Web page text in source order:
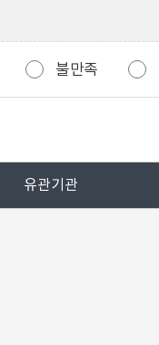
불만족
유관기관